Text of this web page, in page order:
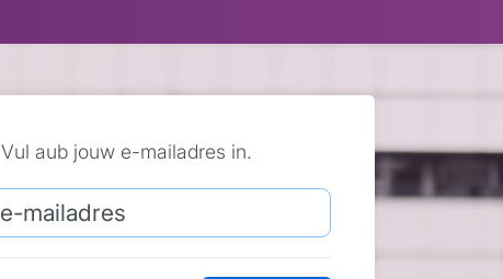
Vul aub jouw e-mailadres in.